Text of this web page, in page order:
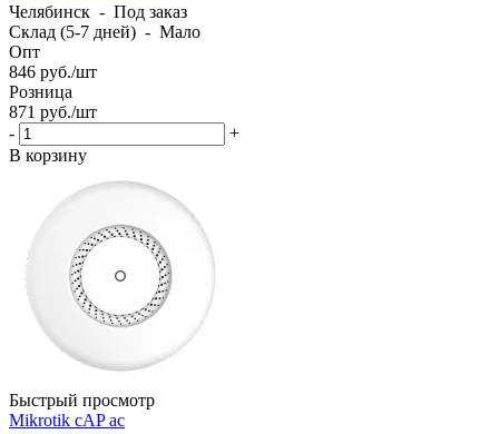
Челябинск - Под заказ
Склад (5-7 дней) - Мало
Опт
846 руб./шт
Розница
871 руб./шт
-
+
В корзину
Быстрый просмотр
Mikrotik cAP ac